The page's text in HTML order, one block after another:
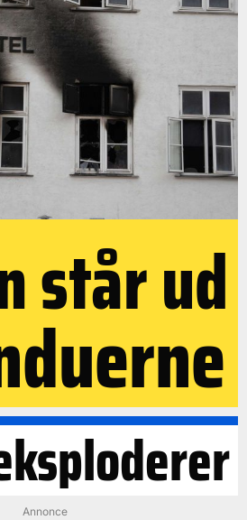
står ud
Annonce